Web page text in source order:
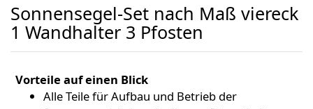
Sonnensegel-Set nach Maß viereck
1 Wandhalter 3 Pfosten
Vorteile auf einen Blick
Alle Teile für Aufbau und Betrieb der